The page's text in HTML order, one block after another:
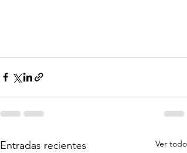
Entradas recientes Ver todo